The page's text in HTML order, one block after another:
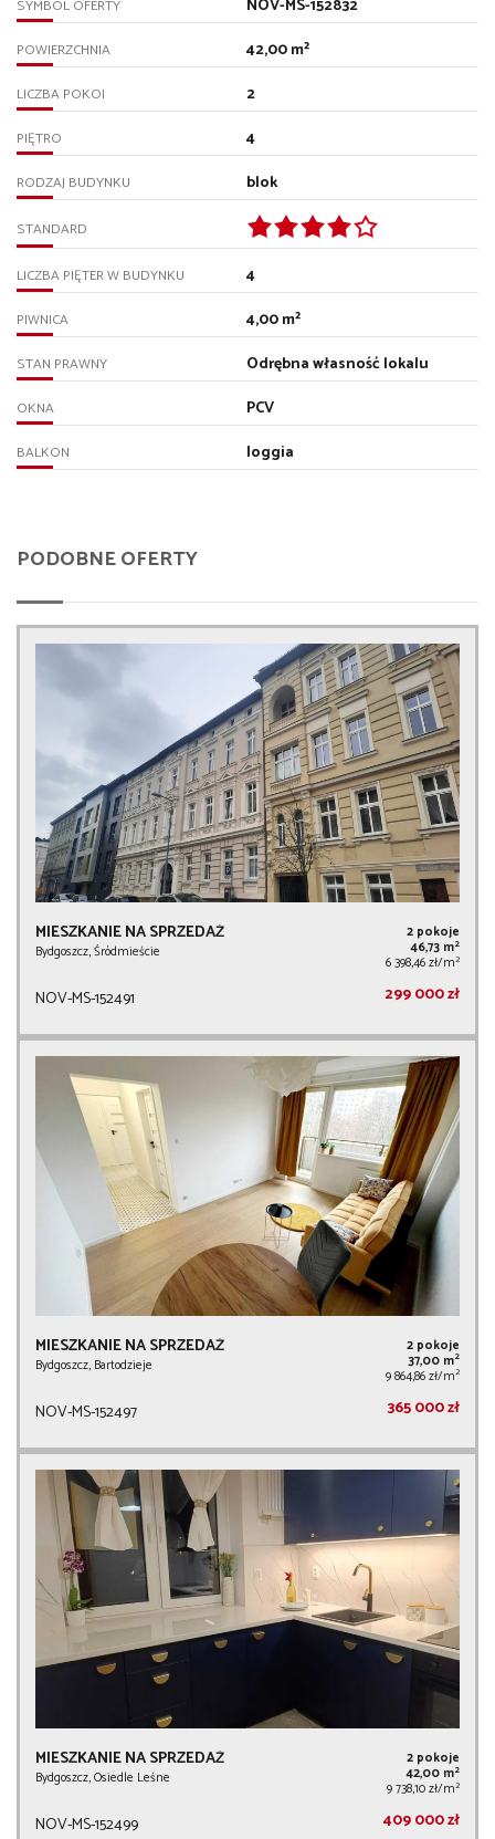
SYMBOL OFERTY NOV-MS-152832
POWIERZCHNIA 42,00 m²
LICZBA POKOI 2
PIĘTRO 4
RODZAJ BUDYNKU blok
STANDARD
LICZBA PIĘTER W BUDYNKU 4
PIWNICA 4,00 m²
STAN PRAWNY Odrębna własność lokalu
OKNA PCV
BALKON loggia
PODOBNE OFERTY
MIESZKANIE NA SPRZEDAŻ
Bydgoszcz, Śródmieście
2 pokoje
46,73 m2
6 398,46 zł/m2
NOV-MS-152491 299 000 zł
MIESZKANIE NA SPRZEDAŻ
Bydgoszcz, Bartodzieje
2 pokoje
37,00 m2
9 864,86 zł/m2
NOV-MS-152497 365 000 zł
MIESZKANIE NA SPRZEDAŻ
Bydgoszcz, Osiedle Leśne
2 pokoje
42,00 m2
9 738,10 zł/m2
NOV-MS-152499 409 000 zł